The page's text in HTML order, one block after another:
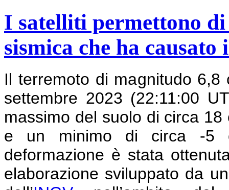
I satelliti permettono
sismica che ha
Il terremoto di magnitudo 6,8
settembre 2023 (22:11:00
massimo del suolo di circa
e un minimo di circa -5
deformazione è stata
elaborazione sviluppato da